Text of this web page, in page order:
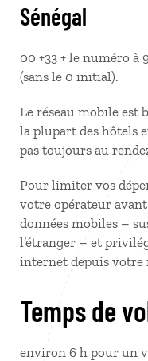
Sénégal
00 +33 + le numéro
(sans le 0 initial).
Le réseau mobile est
la plupart des hôtels
pas toujours au
Pour limiter vos
votre opérateur
données mobiles –
l’étranger – et
internet depuis votre
Temps de
environ 6 h pour un